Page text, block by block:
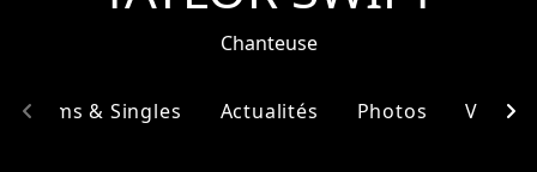
Chanteuse
Albums & Singles Actualités Photos Vidéos
chevron_left chevron_right